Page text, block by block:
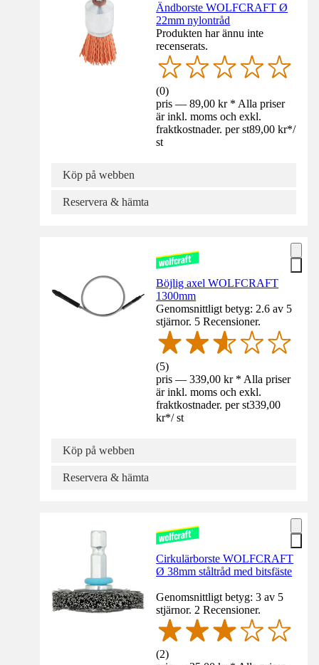
Ändborste WOLFCRAFT Ø
22mm nylontråd
Produkten har ännu inte
recenserats.
(0)
pris — 89,00 kr * Alla priser
är inkl. moms och exkl.
fraktkostnader. per st89,00 kr*/
st
Köp på webben
Reservera & hämta
Böjlig axel WOLFCRAFT
1300mm
Genomsnittligt betyg: 2.6 av 5
stjärnor. 5 Recensioner.
(5)
pris — 339,00 kr * Alla priser
är inkl. moms och exkl.
fraktkostnader. per st339,00
kr*/ st
Köp på webben
Reservera & hämta
Cirkulärborste WOLFCRAFT
Ø 38mm ståltråd med bitsfäste
Genomsnittligt betyg: 3 av 5
stjärnor. 2 Recensioner.
(2)